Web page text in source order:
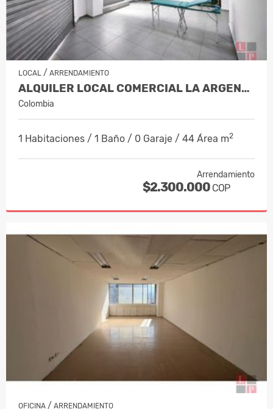
LOCAL / ARRENDAMIENTO
ALQUILER LOCAL COMERCIAL LA ARGENTINA…
Colombia
1 Habitaciones / 1 Baño / 0 Garaje / 44 Área m2
Arrendamiento
$2.300.000 COP
OFICINA / ARRENDAMIENTO